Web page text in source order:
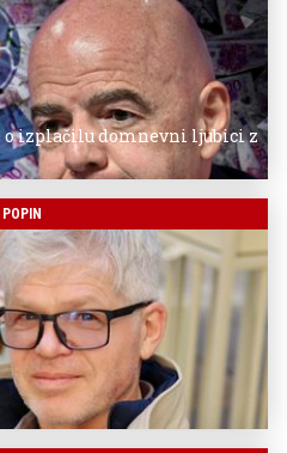
izplačilu domnevni ljubici z
POPIN